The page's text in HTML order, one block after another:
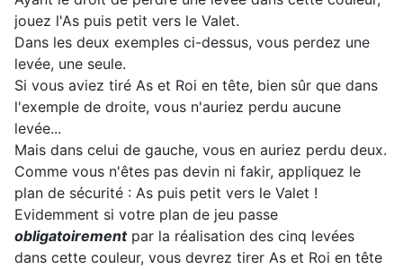
jouez l'As puis petit vers le Valet.
Dans les deux exemples ci-dessus, vous perdez une
levée, une seule.
Si vous aviez tiré As et Roi en tête, bien sûr que dans
l'exemple de droite, vous n'auriez perdu aucune
levée...
Mais dans celui de gauche, vous en auriez perdu deux.
Comme vous n'êtes pas devin ni fakir, appliquez le
plan de sécurité : As puis petit vers le Valet !
Evidemment si votre plan de jeu passe
obligatoirementpar la réalisation des cinq levées
dans cette couleur, vous devrez tirer As et Roi en tête